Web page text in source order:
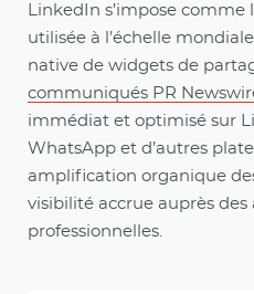
LinkedIn s’impose
utilisée à l’échelle
native de widgets de
communiqués PR
immédiat et optimisé sur
WhatsApp et d’autres
amplification organique
visibilité accrue auprès des
professionnelles.